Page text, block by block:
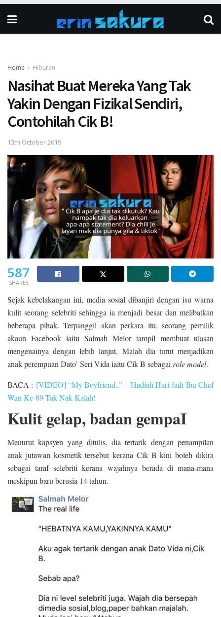
Home Hiburan
Nasihat Buat Mereka Yang Tak
Yakin Dengan Fizikal Sendiri,
Contohilah Cik B!
13th October 2019
587
SHARES
Sejak kebelakangan ini, media sosial dibanjiri dengan isu warna
kulit seorang selebriti sehingga ia menjadi besar dan melibatkan
beberapa pihak. Terpanggil akan perkara itu, seorang pemilik
akaun Facebook iaitu Salmah Melor tampil membuat ulasan
mengenainya dengan lebih lanjut. Malah dia turut menjadikan
anak perempuan Dato’ Seri Vida iaitu Cik B sebagairole model.
BACA : [VIDEO] “My Boyfriend..” – Hadiah Hari Jadi Ibu Chef
Wan Ke-89 Tak Nak Kalah!
Kulit gelap, badan gempaI
Menurut kapsyen yang ditulis, dia tertarik dengan penampilan
anak jutawan kosmetik tersebut kerana Cik B kini boleh dikira
sebagai taraf selebriti kerana wajahnya berada di mana-mana
meskipun baru berusia 14 tahun.